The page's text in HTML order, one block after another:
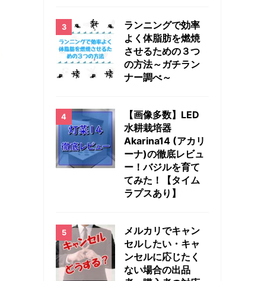
ランニングで効率
よく体脂肪を燃焼
させるための３つ
の方法～ガチラン
ナー調べ～
【画像多数】LED
水耕栽培器
Akarina14 (アカリ
ーナ)の徹底レビュ
ー！バジルを育て
てみた！【タイム
ラプスあり】
メルカリでキャン
セルしたい・キャ
ンセルに応じたく
ない場合の出品